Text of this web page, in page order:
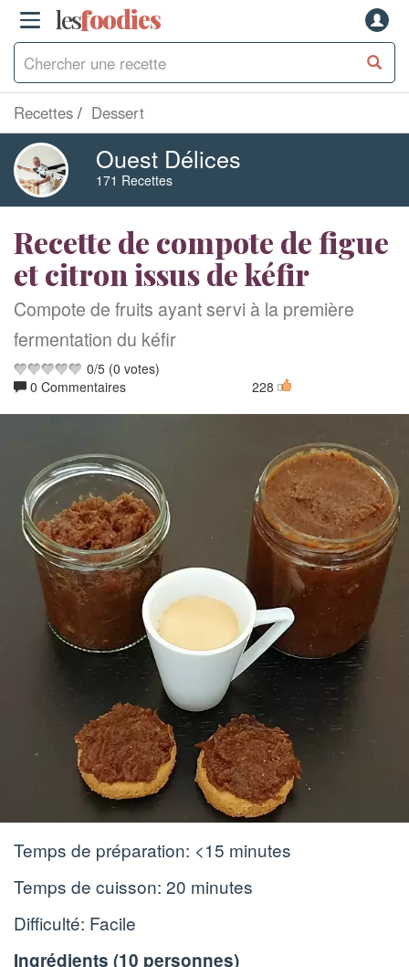
lesfoodies
Recettes Dessert
Ouest Délices
171 Recettes
Recette de compote de figue
et citron issus de kéfir
Compote de fruits ayant servi à la première
fermentation du kéfir
0/5 (0 votes)
0 Commentaires
228
Temps de préparation: <15 minutes
Temps de cuisson: 20 minutes
Difficulté: Facile
Ingrédients (10 personnes)